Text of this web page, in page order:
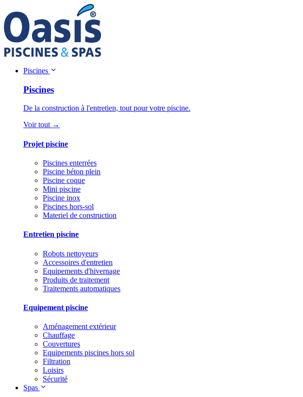
Piscines
Piscines
De la construction à l'entretien, tout pour votre piscine.
Voir tout →
Projet piscine
Piscines enterrées
Piscine béton plein
Piscine coque
Mini piscine
Piscine inox
Piscines hors-sol
Materiel de construction
Entretien piscine
Robots nettoyeurs
Accessoires d'entretien
Equipements d'hivernage
Produits de traitement
Traitements automatiques
Equipement piscine
Aménagement extérieur
Chauffage
Couvertures
Equipements piscines hors sol
Filtration
Loisirs
Sécurité
Spas